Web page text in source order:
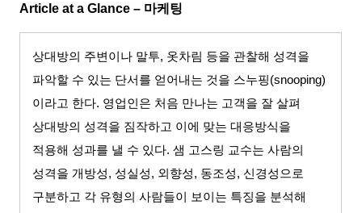
Article at a Glance – 마케팅
상대방의 주변이나 말투, 옷차림 등을 관찰해 성격을
파악할 수 있는 단서를 얻어내는 것을 스누핑(snooping)
이라고 한다. 영업인은 처음 만나는 고객을 잘 살펴
상대방의 성격을 짐작하고 이에 맞는 대응방식을
적용해 성과를 낼 수 있다.샘 고스링 교수는 사람의
성격을 개방성, 성실성, 외향성, 동조성, 신경성으로
구분하고 각 유형의 사람들이 보이는 특징을 분석해